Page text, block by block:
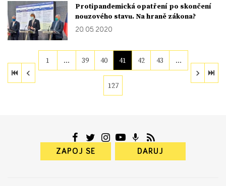
Protipandemická opatření po skončení
nouzového stavu. Na hraně zákona?
20. 05. 2020
1 … 39 40 41 42 43 …
127
ZAPOJ SE DARUJ